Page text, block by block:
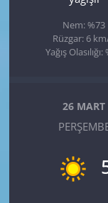
Nem: %73
Rüzgar: 6
Yağış Olasılığı:
26 MART